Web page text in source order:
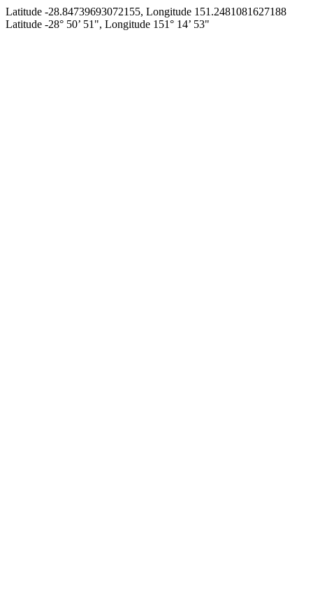
Latitude -28.84739693072155, Longitude 151.2481081627188
Latitude -28° 50’ 51", Longitude 151° 14’ 53"